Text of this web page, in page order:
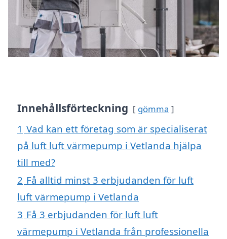
Innehållsförteckning gömma
1 Vad kan ett företag som är specialiserat
på luft luft värmepump i Vetlanda hjälpa
till med?
2 Få alltid minst 3 erbjudanden för luft
luft värmepump i Vetlanda
3 Få 3 erbjudanden för luft luft
värmepump i Vetlanda från professionella